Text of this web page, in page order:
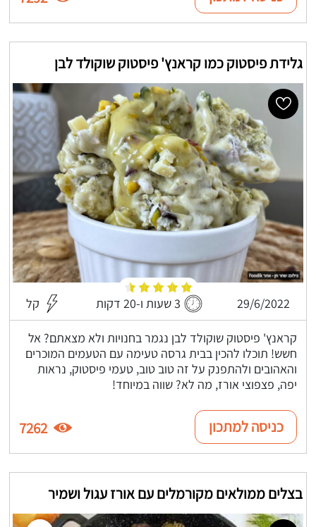
גלידת פיסטוק כמו קראנץ' פיסטוק שוקולד לבן
29/6/2022 3 שעות ו-20 דקות קל
קראנץ' פיסטוק שוקולד לבן נגמר בחנויות ולא מצאתם? אל
חשש! תוכלו להכין בבית גרסה טעימה עם הטעמים המוכרים
והאהובים ולהתפנק על זה טוב טוב, טעמי פיסטוק, נראות
יפה, פצפוצי אורז, מה לא? שווה במיוחד!
כניסה למתכון 7262
בצלים ממולאים מקורמלים עם אורז עגול ושמיר